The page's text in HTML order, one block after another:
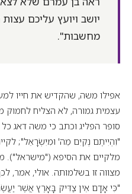
יושב ויועץ עליכם
מחשבות".
אפילו משה, שהקדיש את חייו
עצמית גמורה, לא הצליח
סופר הפליג וכתב כי משה דאג כל
"וִהְיִיתֶם נְקִיִּם מֵה' וּמִיִּשְׂרָאֵל";
מלקיים את הסיפא
מצווה זו בשלמותה. אולי, אמר,
"כִּי אָדָם אֵין צַדִּיק בָּאָרֶץ אֲשֶׁר